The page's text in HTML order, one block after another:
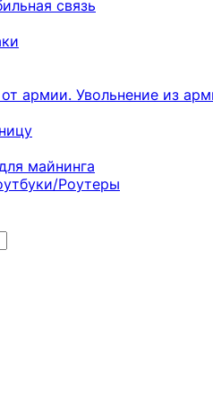
связь
армии. Увольнение из
майнинга
Роутеры